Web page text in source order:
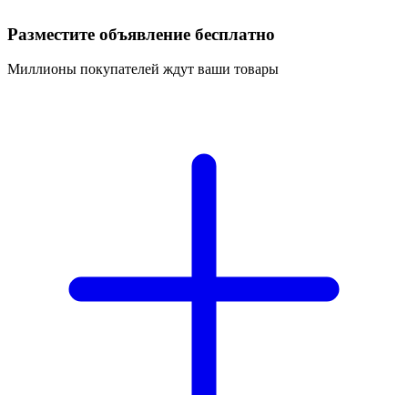
Разместите объявление бесплатно
Миллионы покупателей ждут ваши товары